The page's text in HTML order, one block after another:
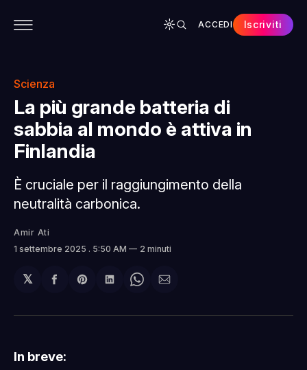
ACCEDI Iscriviti
Scienza
La più grande batteria di
sabbia al mondo è attiva in
Finlandia
È cruciale per il raggiungimento della
neutralità carbonica.
Amir Ati
1 settembre 2025 . 5:50 AM 2 minuti
𝕏
Condividi
Facebook
Share
Pinterest
Condividi
LinkedIn
Share
WhatsApp
Condividi
email
In breve: